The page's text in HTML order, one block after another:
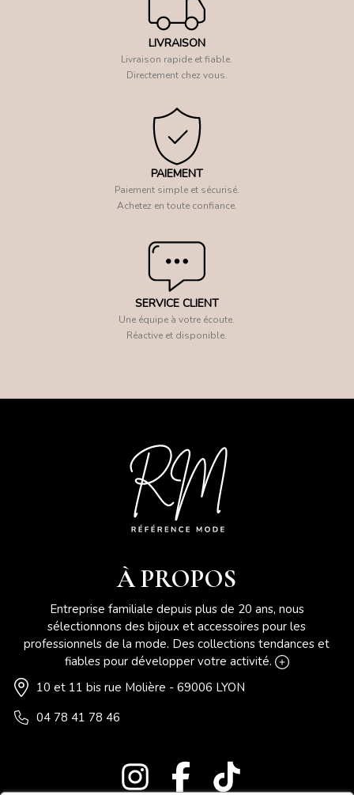
LIVRAISON
Livraison rapide et fiable.
Directement chez vous.
PAIEMENT
Paiement simple et sécurisé.
Achetez en toute confiance.
SERVICE CLIENT
Une équipe à votre écoute.
Réactive et disponible.
À PROPOS
Entreprise familiale depuis plus de 20 ans, nous
sélectionnons des bijoux et accessoires pour les
professionnels de la mode. Des collections tendances et
fiables pour développer votre activité.
10 et 11 bis rue Molière - 69006 LYON
04 78 41 78 46